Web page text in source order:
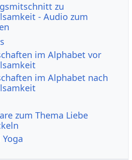
zu
- Audio zum
im Alphabet vor
im Alphabet nach
zum Thema Liebe